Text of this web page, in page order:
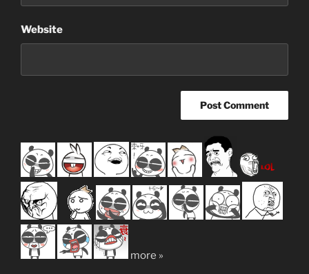
Website
more »